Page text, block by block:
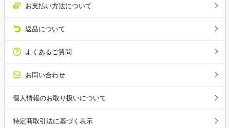
お支払い方法について
返品について
よくあるご質問
お問い合わせ
個人情報のお取り扱いについて
特定商取引法に基づく表示